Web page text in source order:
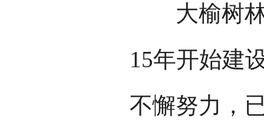
大榆树林
15年开始建
不懈努力，